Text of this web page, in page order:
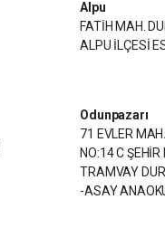
Alpu
FATİH MAH.
ALPU İLÇESİ
Odunpazarı
71 EVLER
NO:14 C
TRAMVAY
-ASAY